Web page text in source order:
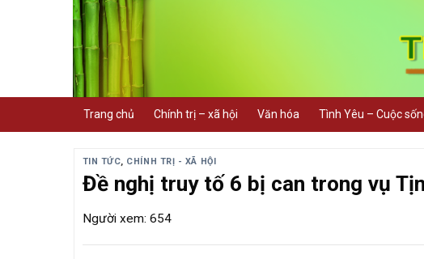
Trang chủ Chính trị – xã hội Văn hóa Tình Yêu – Cuộc
TIN TỨC, CHÍNH TRỊ - XÃ HỘI
Đề nghị truy tố 6 bị can trong vụ
Người xem: 654